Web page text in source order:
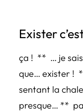
Exister
ça ! ** … je sais
que… exister !
sentant la
presque… **